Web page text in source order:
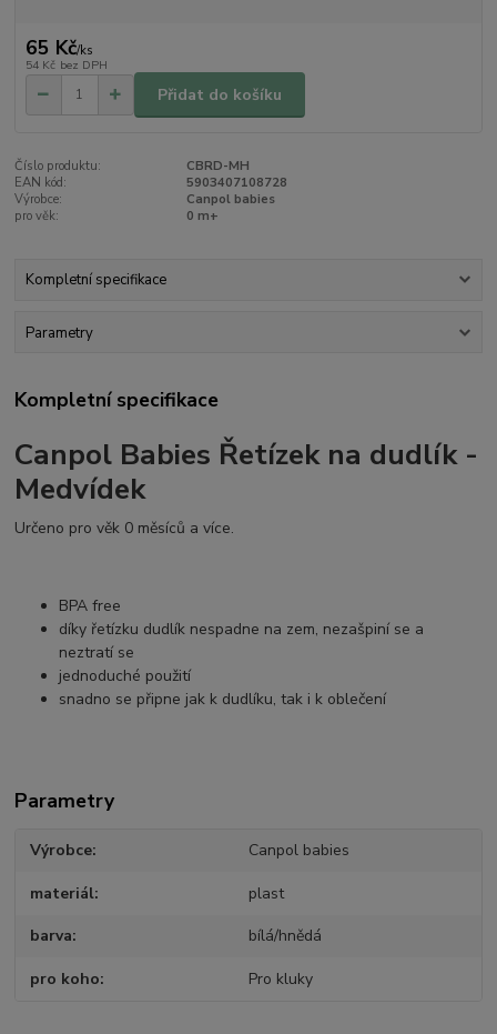
65 Kč/ks
54 Kč bez DPH
Přidat do košíku
Číslo produktu:
CBRD-MH
EAN kód:
5903407108728
Výrobce:
Canpol babies
pro věk:
0 m+
Kompletní specifikace
Parametry
Kompletní specifikace
Canpol Babies Řetízek na dudlík -
Medvídek
Určeno pro věk 0 měsíců a více.
BPA free
díky řetízku dudlík nespadne na zem, nezašpiní se a
neztratí se
jednoduché použití
snadno se připne jak k dudlíku, tak i k oblečení
Parametry
Výrobce Canpol babies
materiál plast
barva bílá/hnědá
pro koho Pro kluky